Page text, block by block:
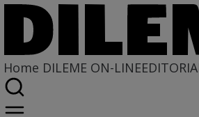
Home DILEME ON-LINE